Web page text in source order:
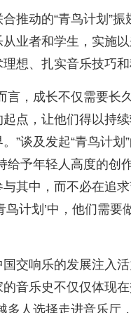
推动的“青鸟计划”
业者和学生，实施
想、扎实音乐技巧
言，成长不仅需要长
点，让他们得以持
”谈及发起“青鸟计
给予年轻人高度的创
其中，而不必在追
鸟计划’中，他们需
交响乐的发展注入
音乐史不仅仅体现
多人选择走进音乐厅